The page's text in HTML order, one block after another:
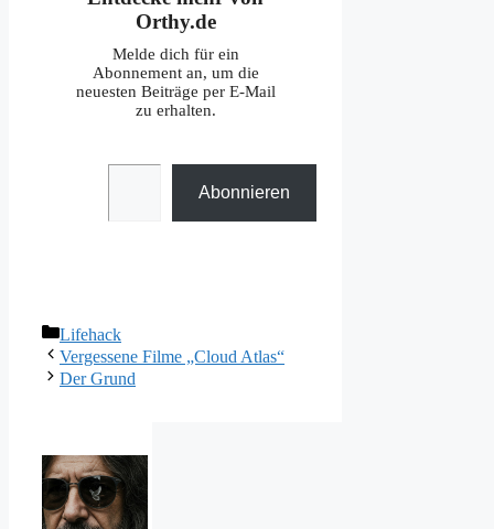
Orthy.de
Melde dich für ein
Abonnement an, um die
neuesten Beiträge per E-Mail
zu erhalten.
Gib deine E-Mail-Adresse ein ...
Abonnieren
Kategorien
Lifehack
Vergessene Filme „Cloud Atlas“
Der Grund